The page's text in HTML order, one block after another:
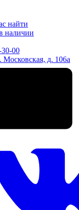
найти
наличии
00
Московская, д. 106а